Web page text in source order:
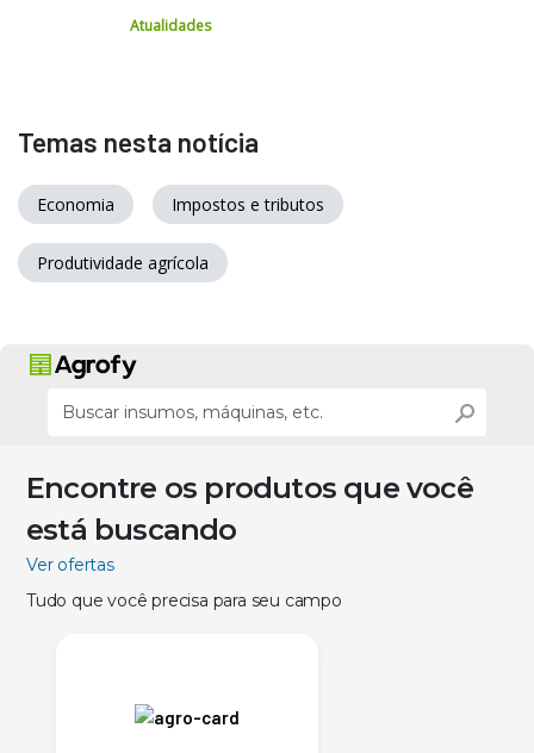
Atualidades
Temas nesta notícia
Economia Impostos e tributos
Produtividade agrícola
Encontre os produtos que você
está buscando
Ver ofertas
Tudo que você precisa para seu campo